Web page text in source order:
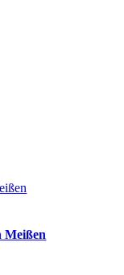
Meißen